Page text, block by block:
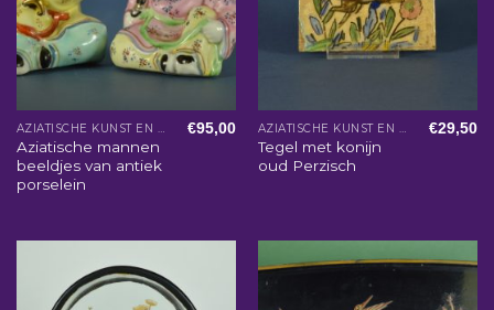
AZIATISCHE KUNST EN WOONACCESSOIRES
Aziatische mannen
beeldjes van antiek
porselein
€95,00 AZIATISCHE KUNST EN WOONACCESSOIRES
Tegel met konijn
oud Perzisch
€29,50